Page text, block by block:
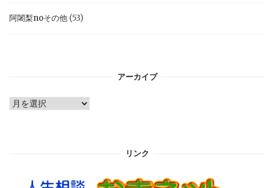
阿闍梨noその他 (53)
アーカイブ
ア
リンク